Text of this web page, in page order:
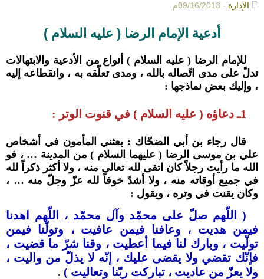
الإدارة - 09/16/2013م
أدعية الإمام الرضا ( عليه السلام )
للإمام الرضا ( عليه السلام ) أنواع من الأدعية والابتهالات
تدلّ على مدى اتّصاله بالله ، ومدى تعلّقه به ، وانقطاعه إليه
، وإليك بعض نماذجها :
1ـ دعاؤه ( عليه السلام ) في قنوت الوتر :
قال رجاء بن أبي الضحّاك : بعثني المأمون في أشخاص
علي بن موسى الرضا ( عليهما السلام ) من المدينة … ، فو
الله ما رأيت رجلاً كان اتقى لله تعالى منه ، ولا أكثر ذكراً لله
في جميع أوقاته منه ، ولا أشدّ خوفاً لله عزّ وجلّ منه … ،
وكان يقنت في وتره ، ويقول :
( اللّهم صلّ على محمّد وآل محمّد ، اللّهم اهدنا
فيمن هديت ، وعافنا فيمن عافيت ، وتولّنا فيمن
تولّيت ، وبارك لنا فيما أعطيت ، وقنا شرّ ما قضيت ،
فإنّك تقضي ولا يقضى عليك ، إنّه ﻻ يذلّ من واليت ،
ولا يعزّ من عاديت ، تباركت ربّنا وتعاليت ) .